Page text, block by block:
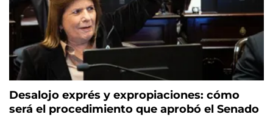
Desalojo exprés y expropiaciones: cómo
será el procedimiento que aprobó el Senado